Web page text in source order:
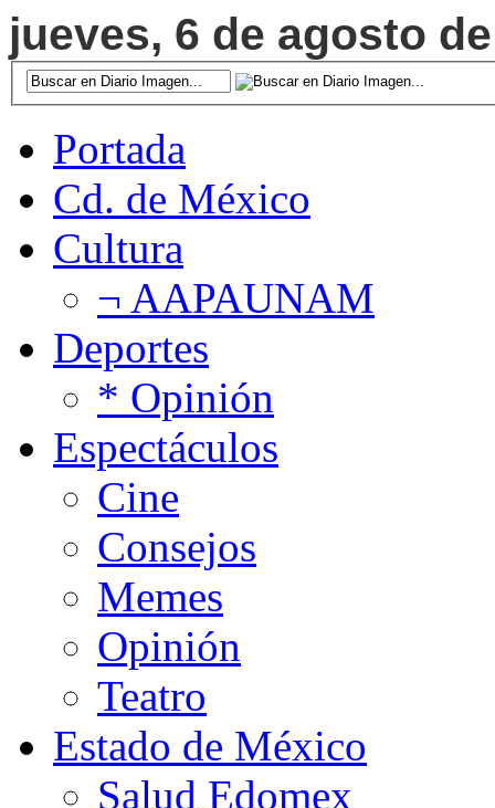
jueves, 6 de agosto
Portada
Cd. de México
Cultura
¬ AAPAUNAM
Deportes
* Opinión
Espectáculos
Cine
Consejos
Memes
Opinión
Teatro
Estado de México
Salud Edomex